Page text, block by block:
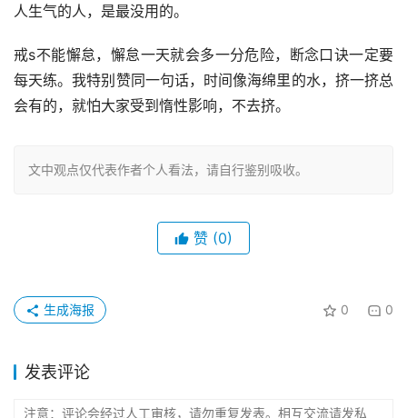
人生气的人，是最没用的。
戒s不能懈怠，懈怠一天就会多一分危险，断念口诀一定要
每天练。我特别赞同一句话，时间像海绵里的水，挤一挤总
会有的，就怕大家受到惰性影响，不去挤。
文中观点仅代表作者个人看法，请自行鉴别吸收。
赞 (0)
0 0
生成海报
发表评论